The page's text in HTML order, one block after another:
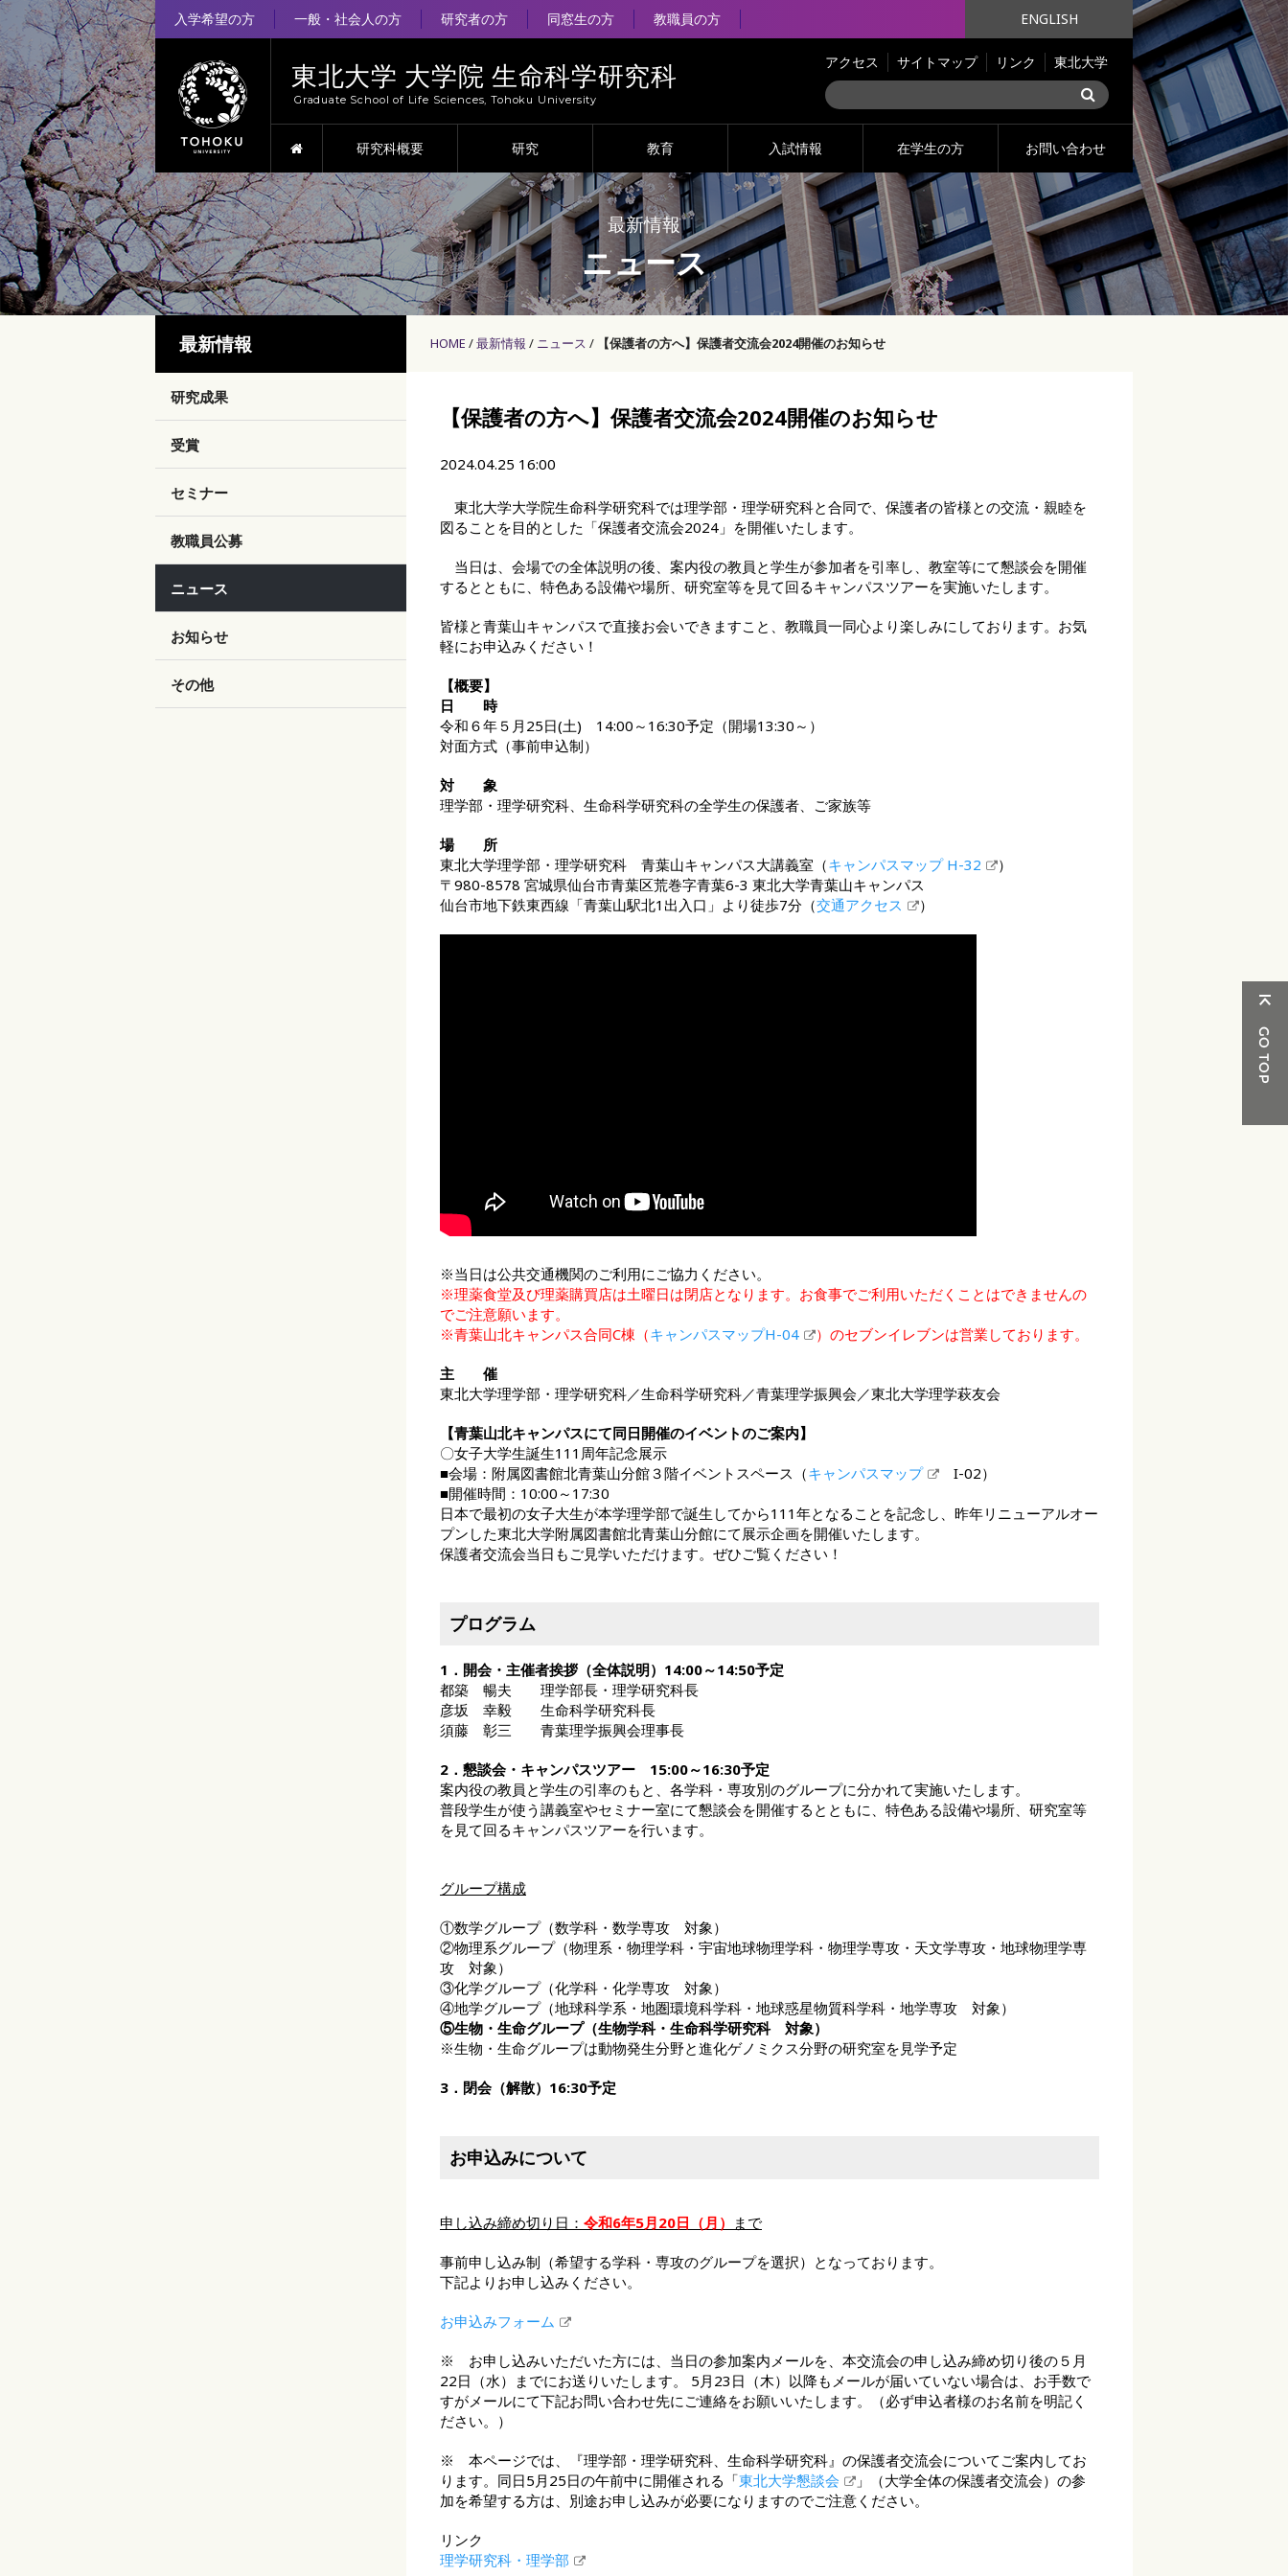
入学希望の方 一般・社会人の方 研究者の方 同窓生の方 教職員の方 ENGLISH
東北大学 大学院 生命科学研究科
Graduate School of Life Sciences, Tohoku University
アクセス サイトマップ リンク 東北大学
HOME研究科概要 研究 教育 入試情報 在学生の方 お問い合わせ
最新情報
ニュース
HOME 最新情報 ニュース 【保護者の方へ】保護者交流会2024開催のお知らせ
【保護者の方へ】保護者交流会2024開催のお知らせ
2024.04.25 16:00
東北大学大学院生命科学研究科では理学部・理学研究科と合同で、保護者の皆様との交流・親睦を
図ることを目的とした「保護者交流会2024」を開催いたします。
当日は、会場での全体説明の後、案内役の教員と学生が参加者を引率し、教室等にて懇談会を開催
するとともに、特色ある設備や場所、研究室等を見て回るキャンパスツアーを実施いたします。
皆様と青葉山キャンパスで直接お会いできますこと、教職員一同心より楽しみにしております。お気
軽にお申込みください！
【概要】
日 時
令和６年５月25日(土) 14:00～16:30予定（開場13:30～）
対面方式（事前申込制）
対 象
理学部・理学研究科、生命科学研究科の全学生の保護者、ご家族等
場 所
東北大学理学部・理学研究科 青葉山キャンパス大講義室（キャンパスマップ H-32
）
〒980-8578 宮城県仙台市青葉区荒巻字青葉6-3 東北大学青葉山キャンパス
仙台市地下鉄東西線「青葉山駅北1出入口」より徒歩7分（交通アクセス ）
※当日は公共交通機関のご利用にご協力ください。
※理薬食堂及び理薬購買店は土曜日は閉店となります。お食事でご利用いただくことはできませんの
でご注意願います。
※青葉山北キャンパス合同C棟（キャンパスマップH-04 ）のセブンイレブンは営業しております。
主 催
東北大学理学部・理学研究科／生命科学研究科／青葉理学振興会／東北大学理学萩友会
【青葉山北キャンパスにて同日開催のイベントのご案内】
〇女子大学生誕生111周年記念展示
■会場：附属図書館北青葉山分館３階イベントスペース（キャンパスマップ
I-02）
■開催時間：10:00～17:30
日本で最初の女子大生が本学理学部で誕生してから111年となることを記念し、昨年リニューアルオー
プンした東北大学附属図書館北青葉山分館にて展示企画を開催いたします。
保護者交流会当日もご見学いただけます。ぜひご覧ください！
プログラム
1．開会・主催者挨拶（全体説明）14:00～14:50予定
都築 暢夫 理学部長・理学研究科長
彦坂 幸毅 生命科学研究科長
須藤 彰三 青葉理学振興会理事長
2．懇談会・キャンパスツアー 15:00～16:30予定
案内役の教員と学生の引率のもと、各学科・専攻別のグループに分かれて実施いたします。
普段学生が使う講義室やセミナー室にて懇談会を開催するとともに、特色ある設備や場所、研究室等
を見て回るキャンパスツアーを行います。
グループ構成
①数学グループ（数学科・数学専攻 対象）
②物理系グループ（物理系・物理学科・宇宙地球物理学科・物理学専攻・天文学専攻・地球物理学専
攻 対象）
③化学グループ（化学科・化学専攻 対象）
④地学グループ（地球科学系・地圏環境科学科・地球惑星物質科学科・地学専攻 対象）
⑤生物・生命グループ（生物学科・生命科学研究科 対象）
※生物・生命グループは動物発生分野と進化ゲノミクス分野の研究室を見学予定
3．閉会（解散）16:30予定
お申込みについて
申し込み締め切り日： 令和6年5月20日（月） まで
事前申し込み制（希望する学科・専攻のグループを選択）となっております。
下記よりお申し込みください。
お申込みフォーム
※ お申し込みいただいた方には、当日の参加案内メールを、本交流会の申し込み締め切り後の５月
22日（水）までにお送りいたします。 5月23日（木）以降もメールが届いていない場合は、お手数で
すがメールにて下記お問い合わせ先にご連絡をお願いいたします。（必ず申込者様のお名前を明記く
ださい。）
※ 本ページでは、『理学部・理学研究科、生命科学研究科』の保護者交流会についてご案内してお
ります。同日5月25日の午前中に開催される「東北大学懇談会
」（大学全体の保護者交流会）の参
加を希望する方は、別途お申し込みが必要になりますのでご注意ください。
リンク
理学研究科・理学部
最新情報
研究成果
受賞
セミナー
教職員公募
ニュース
お知らせ
その他